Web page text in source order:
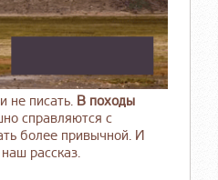
не писать. В походы
справляются с
более привычной. И
рассказ.